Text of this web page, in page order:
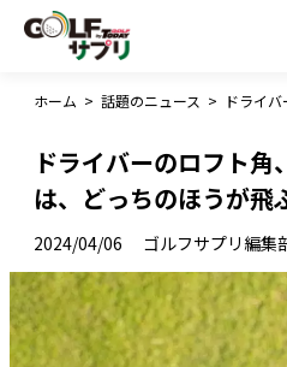
ホーム > 話題のニュース >
ドライバーのロフト
は、どっちのほうが飛
2024/04/06 ゴルフサプリ編